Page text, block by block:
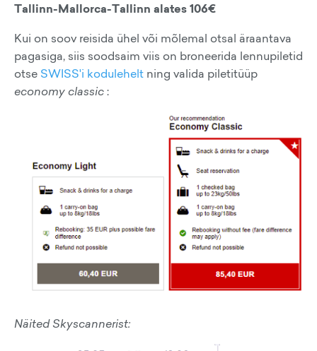
Tallinn-Mallorca-Tallinn alates 106€
Kui on soov reisida ühel või mõlemal otsal äraantava
pagasiga, siis soodsaim viis on broneerida lennupiletid
otse SWISS'i kodulehelt ning valida piletitüüp
economy classic:
Näited Skyscannerist: